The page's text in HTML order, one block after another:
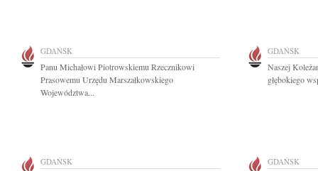
GDAŃSK
Panu Michałowi Piotrowskiemu Rzecznikowi
Prasowemu Urzędu Marszałkowskiego
Województwa...
GDAŃSK
Naszej
głębokiego
GDAŃSK GDAŃSK